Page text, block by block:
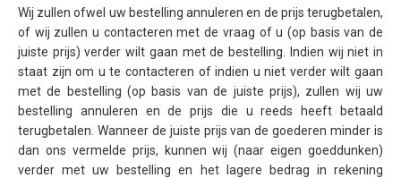
Wij zullen ofwel uw bestelling annuleren en de prijs terugbetalen,
of wij zullen u contacteren met de vraag of u (op basis van de
juiste prijs) verder wilt gaan met de bestelling. Indien wij niet in
staat zijn om u te contacteren of indien u niet verder wilt gaan
met de bestelling (op basis van de juiste prijs), zullen wij uw
bestelling annuleren en de prijs die u reeds heeft betaald
terugbetalen. Wanneer de juiste prijs van de goederen minder is
dan ons vermelde prijs, kunnen wij (naar eigen goeddunken)
verder met uw bestelling en het lagere bedrag in rekening